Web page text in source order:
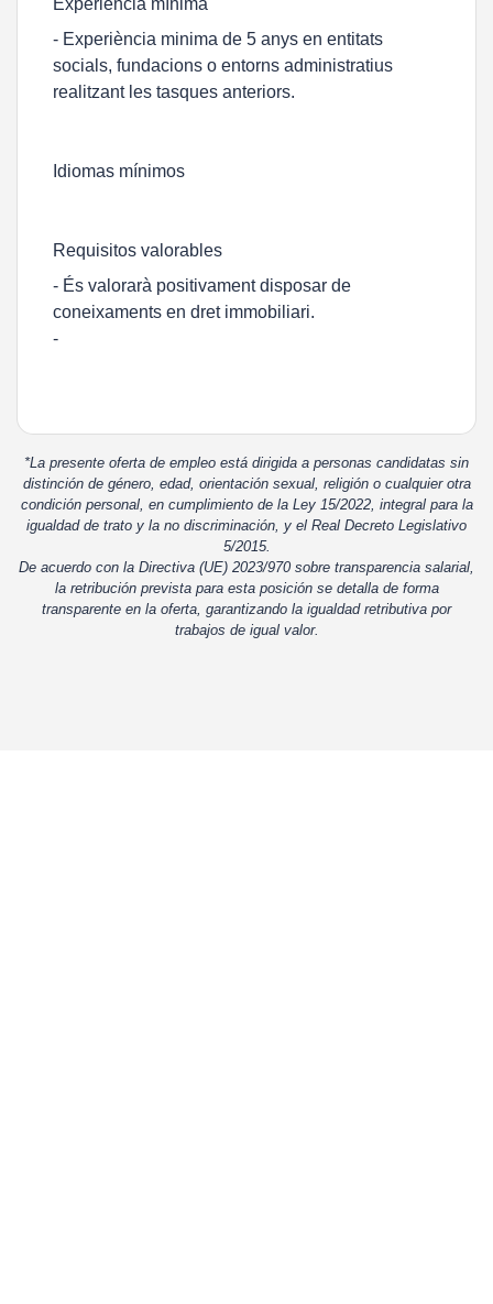
Experiencia mínima
- Experiència minima de 5 anys en entitats
socials, fundacions o entorns administratius
realitzant les tasques anteriors.
Idiomas mínimos
Requisitos valorables
- És valorarà positivament disposar de
coneixaments en dret immobiliari.
-
*La presente oferta de empleo está dirigida a personas candidatas sin
distinción de género, edad, orientación sexual, religión o cualquier otra
condición personal, en cumplimiento de la Ley 15/2022, integral para la
igualdad de trato y la no discriminación, y el Real Decreto Legislativo
5/2015.
De acuerdo con la Directiva (UE) 2023/970 sobre transparencia salarial,
la retribución prevista para esta posición se detalla de forma
transparente en la oferta, garantizando la igualdad retributiva por
trabajos de igual valor.